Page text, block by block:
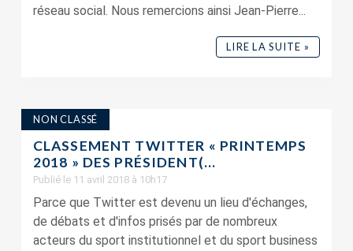
réseau social. Nous remercions ainsi Jean-Pierre...
LIRE LA SUITE »
NON CLASSÉ
CLASSEMENT TWITTER « PRINTEMPS
2018 » DES PRÉSIDENT(...
Publié le 11 avril 2018 à 10h17
Parce que Twitter est devenu un lieu d'échanges,
de débats et d'infos prisés par de nombreux
acteurs du sport institutionnel et du sport business